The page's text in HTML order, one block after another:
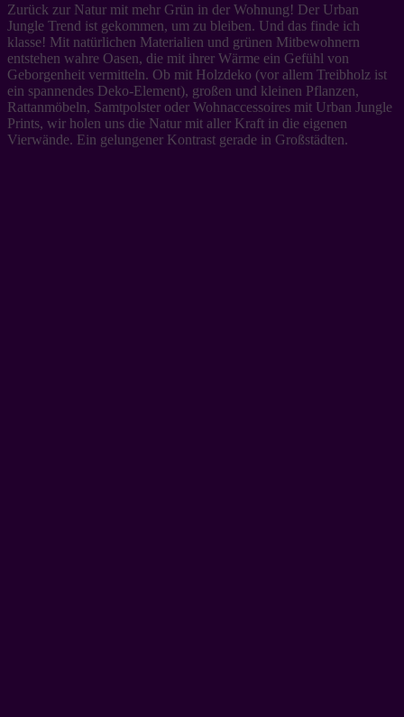
Zurück zur Natur mit mehr Grün in der Wohnung! Der Urban
Jungle Trend ist gekommen, um zu bleiben. Und das finde ich
klasse! Mit natürlichen Materialien und grünen Mitbewohnern
entstehen wahre Oasen, die mit ihrer Wärme ein Gefühl von
Geborgenheit vermitteln. Ob mit Holzdeko (vor allem Treibholz ist
ein spannendes Deko-Element), großen und kleinen Pflanzen,
Rattanmöbeln, Samtpolster oder Wohnaccessoires mit Urban Jungle
Prints, wir holen uns die Natur mit aller Kraft in die eigenen
Vierwände. Ein gelungener Kontrast gerade in Großstädten.